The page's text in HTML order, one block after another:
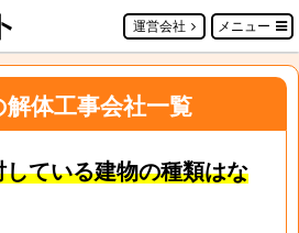
運営会社 メニュー
解体工事会社一覧
している建物の種類はな